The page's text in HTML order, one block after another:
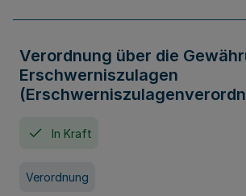
Verordnung über die
Erschwerniszulagen
In Kraft
Verordnung